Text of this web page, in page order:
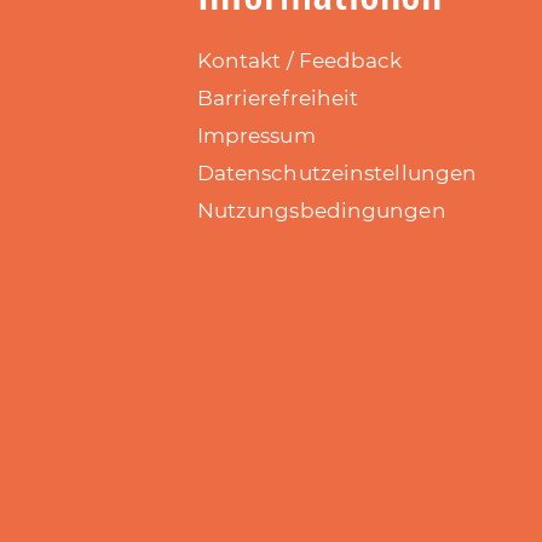
Kontakt / Feedback
Barrierefreiheit
Impressum
Datenschutzeinstellungen
Nutzungsbedingungen